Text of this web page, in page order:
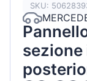
SKU: